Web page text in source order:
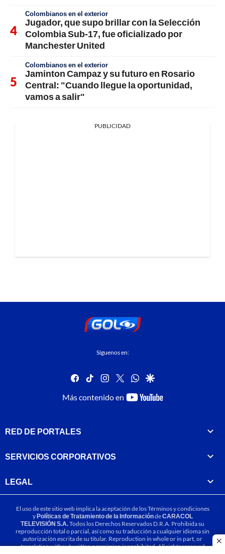
Colombianos en el exterior
Jugador, que supo brillar con la Selección
Colombia Sub-17, fue oficializado por
Manchester United
Colombianos en el exterior
Jaminton Campaz y su futuro en Rosario
Central: "Cuando llegue la oportunidad,
vamos a salir"
PUBLICIDAD
Síguenos en:
facebook
tiktok instagram
twitterwhatsapp
google
Más contenido en
youtube-
RED DE PORTALES
SERVICIOS CORPORATIVOS
LEGAL
El uso de este sitio web implica la aceptación de losTérminos y condiciones
yPolíticas de Tratamiento de la InformacióndeCARACOL
TELEVISIÓN S.A.Todos los Derechos Reservados D.R.A. Prohibida su
reproducción total o parcial, así como su traducción a cualquier idioma sin
autorización escrita de su titular. Reproduction in whole or in part, or
translation without written permission is prohibited. All rights reserved